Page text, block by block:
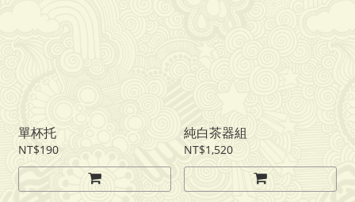
單杯托
NT$190
純白茶器組
NT$1,520